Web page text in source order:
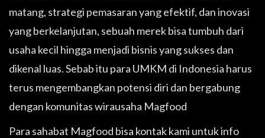
matang, strategi pemasaran yang efektif, dan inovasi
yang berkelanjutan, sebuah merek bisa tumbuh dari
usaha kecil hingga menjadi bisnis yang sukses dan
dikenal luas. Sebab itu para UMKM di Indonesia harus
terus mengembangkan potensi diri dan bergabung
dengan komunitas wirausaha Magfood
Para sahabat Magfood bisa kontak kami untuk info